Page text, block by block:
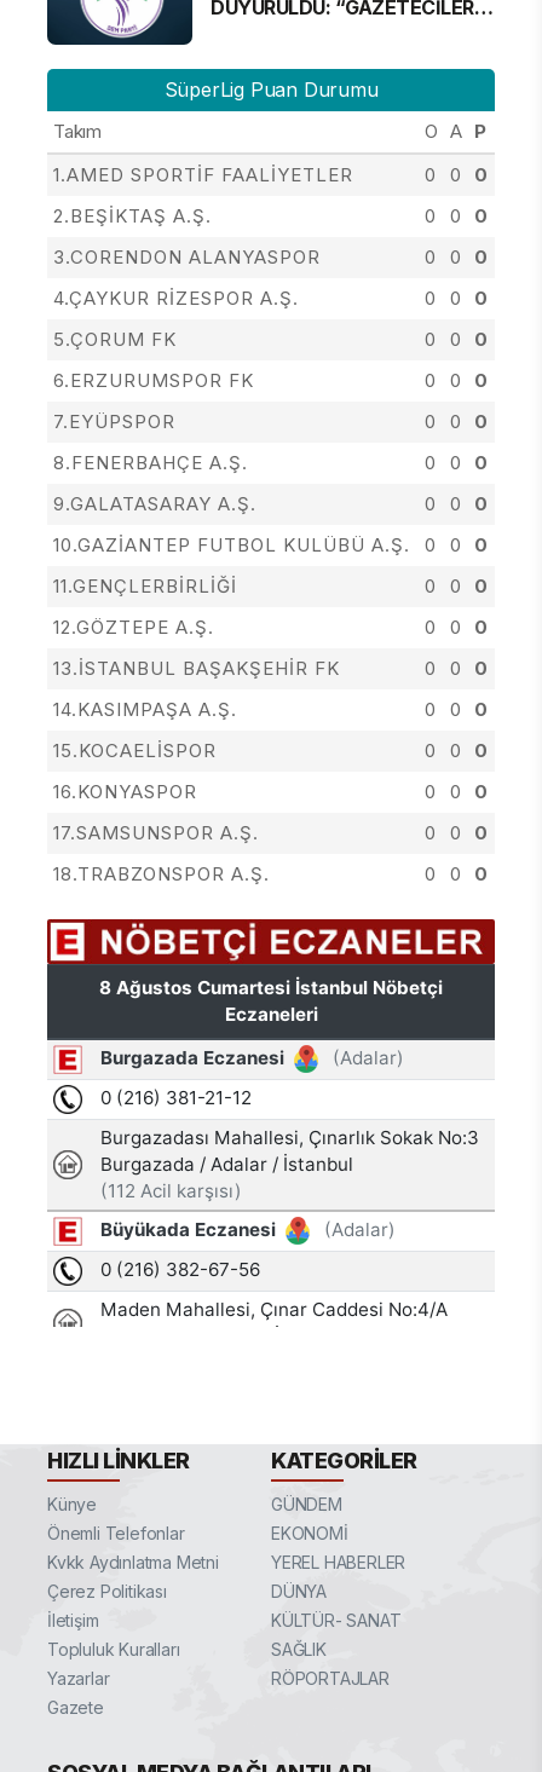
DUYURULDU: “GAZETECİLER
SüperLig Puan Durumu
Takım O A P
1.AMED SPORTİF FAALİYETLER
0 0
0
2.BEŞİKTAŞ A.Ş.
0 0
0
3.CORENDON ALANYASPOR
0 0
0
4.ÇAYKUR RİZESPOR A.Ş.
0 0
0
5.ÇORUM FK
0 0
0
6.ERZURUMSPOR FK
0 0
0
7.EYÜPSPOR
0 0
0
8.FENERBAHÇE A.Ş.
0 0
0
9.GALATASARAY A.Ş.
0 0
0
10.GAZİANTEP FUTBOL KULÜBÜ A.Ş.
0 0
0
11.GENÇLERBİRLİĞİ
0 0
0
12.GÖZTEPE A.Ş.
0 0
0
13.İSTANBUL BAŞAKŞEHİR FK
0 0
0
14.KASIMPAŞA A.Ş.
0 0
0
15.KOCAELİSPOR
0 0
0
16.KONYASPOR
0 0
0
17.SAMSUNSPOR A.Ş.
0 0
0
18.TRABZONSPOR A.Ş.
0 0 0
HIZLI LINKLER
Künye
Önemli Telefonlar
Kvkk Aydınlatma Metni
Çerez Politikası
İletişim
Topluluk Kuralları
Yazarlar
Gazete
KATEGORILER
GÜNDEM
EKONOMİ
YEREL HABERLER
DÜNYA
KÜLTÜR- SANAT
SAĞLIK
RÖPORTAJLAR